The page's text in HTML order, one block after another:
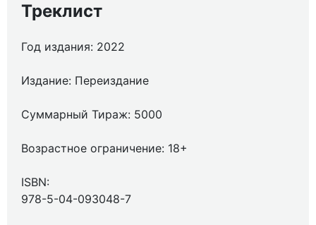
Треклист
Год издания: 2022
Издание: Переиздание
Суммарный Тираж: 5000
Возрастное ограничение: 18+
ISBN:
978-5-04-093048-7